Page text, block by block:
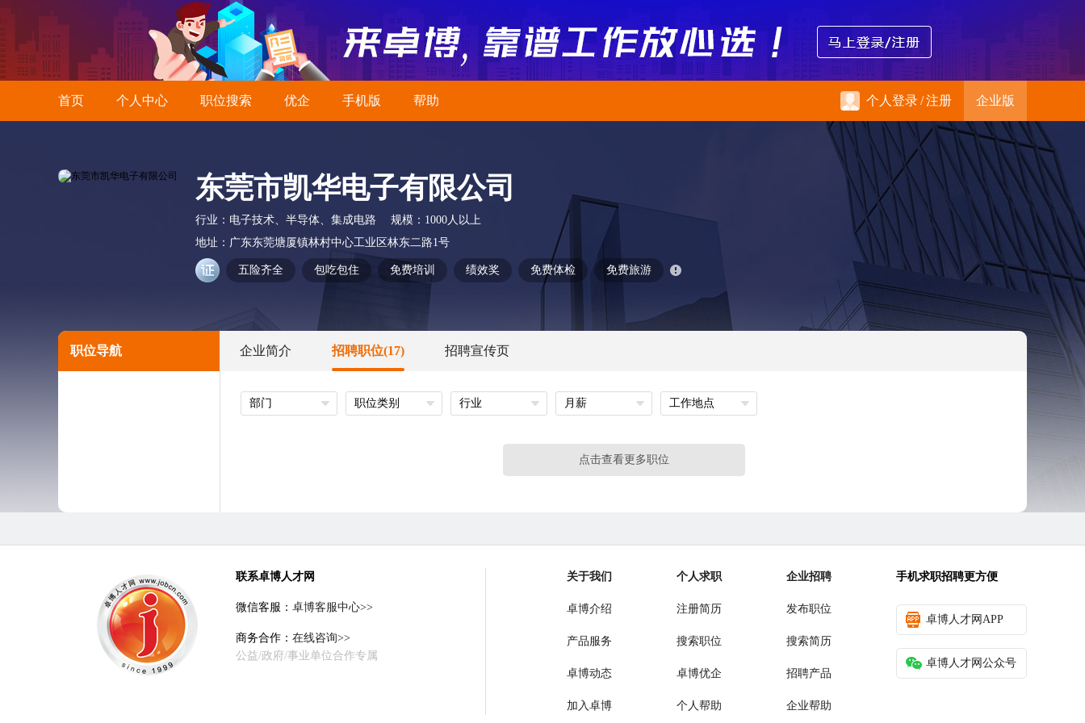
首页 个人中心 职位搜索 优企 手机版 帮助 个人登录/注册 企业版
东莞市凯华电子有限公司
行业： 电子技术、半导体、集成电路 规模： 1000人以上
地址： 广东东莞塘厦镇林村中心工业区林东二路1号
五险齐全 包吃包住 免费培训 绩效奖 免费体检 免费旅游
职位导航 企业简介 招聘职位(17) 招聘宣传页
部门 职位类别 行业 月薪 工作地点
点击查看更多职位
联系卓博人才网
微信客服： 卓博客服中心>>
商务合作： 在线咨询>>
公益/政府/事业单位合作专属
关于我们
卓博介绍
产品服务
卓博动态
加入卓博
个人求职
注册简历
搜索职位
卓博优企
个人帮助
企业招聘
发布职位
搜索简历
招聘产品
企业帮助
手机求职招聘更方便
卓博人才网APP
卓博人才网公众号